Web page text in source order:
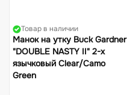
Товар в наличии
Манок на утку Buck Gardner
"DOUBLE NASTY II" 2-х
язычковый Clear/Camo
Green